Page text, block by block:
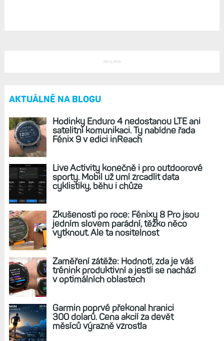
REKLAMA
AKTUÁLNĚ NA BLOGU
satelitní komunikaci. Ty nabídne řada
Fénix 9 v edici inReach
sporty. Mobil už umí zrcadlit data
cyklistiky, běhu i chůze